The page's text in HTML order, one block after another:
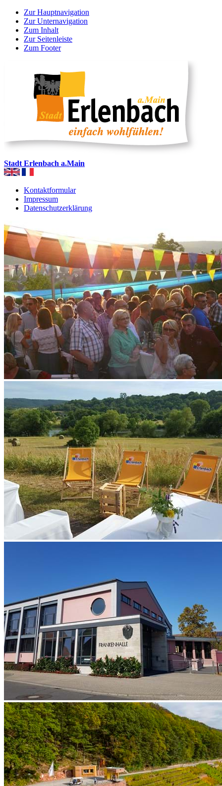
Zur Hauptnavigation
Zur Unternavigation
Zum Inhalt
Zur Seitenleiste
Zum Footer
Stadt Erlenbach a.Main
Kontaktformular
Impressum
Datenschutzerklärung